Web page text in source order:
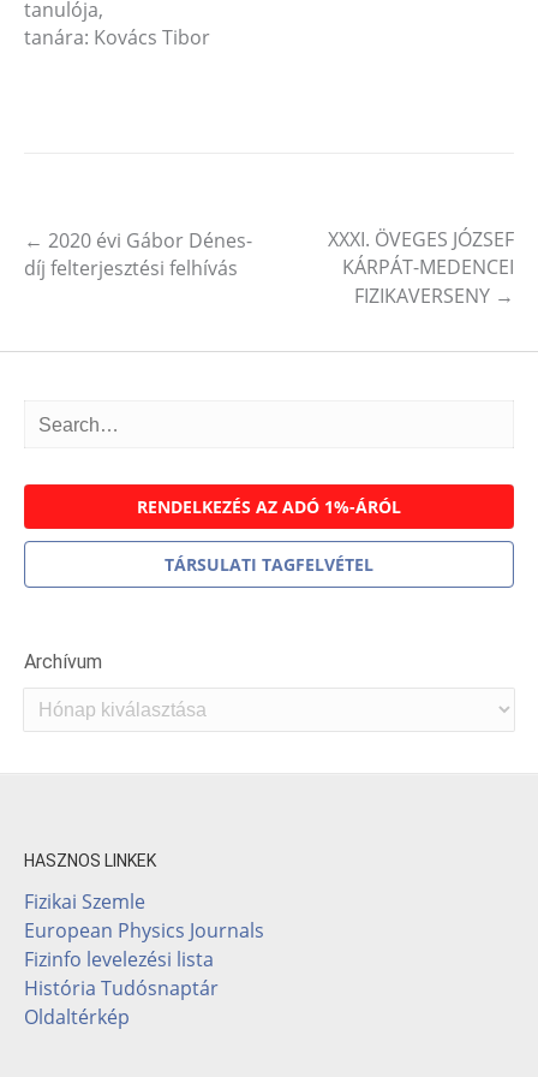
tanulója,
tanára: Kovács Tibor
Post navigation
← 2020 évi Gábor Dénes-
díj felterjesztési felhívás
XXXI. ÖVEGES JÓZSEF
KÁRPÁT-MEDENCEI
FIZIKAVERSENY →
RENDELKEZÉS AZ ADÓ 1%-ÁRÓL
TÁRSULATI TAGFELVÉTEL
Archívum
Archívum
HASZNOS LINKEK
Fizikai Szemle
European Physics Journals
Fizinfo levelezési lista
História Tudósnaptár
Oldaltérkép